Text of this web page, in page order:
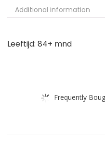
Additional information
Leeftijd: 84+ mnd
Frequently